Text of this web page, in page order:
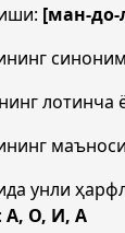
[ман-до-
лотинча
унли
А, О, И, А